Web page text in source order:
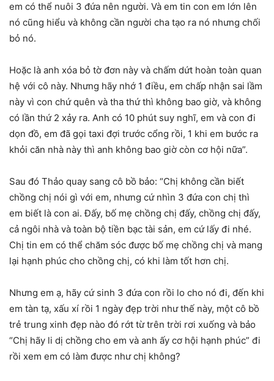
em có thể nuôi 3 đứa nên người. Và em tin con em lớn lên
nó cũng hiểu và không cần người cha tạo ra nó nhưng chối
bỏ nó.
Hoặc là anh xóa bỏ tờ đơn này và chấm dứt hoàn toàn quan
hệ với cô này. Nhưng hãy nhớ 1 điều, em chấp nhận sai lầm
này vì con chứ quên và tha thứ thì không bao giờ, và không
có lần thứ 2 xảy ra. Anh có 10 phút suy nghĩ, em và con đi
dọn đồ, em đã gọi taxi đợi trước cổng rồi, 1 khi em bước ra
khỏi căn nhà này thì anh không bao giờ còn cơ hội nữa”.
Sau đó Thảo quay sang cô bồ bảo: “Chị không cần biết
chồng chị nói gì với em, nhưng cứ nhìn 3 đứa con chị thì
em biết là con ai. Đấy, bố mẹ chồng chị đấy, chồng chị đấy,
cả ngôi nhà và toàn bộ tiền bạc tài sản, em cứ lấy đi nhé.
Chị tin em có thể chăm sóc được bố mẹ chồng chị và mang
lại hạnh phúc cho chồng chị, có khi làm tốt hơn chị.
Nhưng em ạ, hãy cứ sinh 3 đứa con rồi lo cho nó đi, đến khi
em tàn tạ, xấu xí rồi 1 ngày đẹp trời như thế này, một cô bồ
trẻ trung xinh đẹp nào đó rớt từ trên trời rơi xuống và bảo
“Chị hãy li dị chồng cho em và anh ấy cơ hội hạnh phúc” đi
rồi xem em có làm được như chị không?